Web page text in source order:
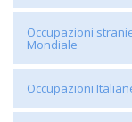
Occupazioni
Mondiale
Occupazioni